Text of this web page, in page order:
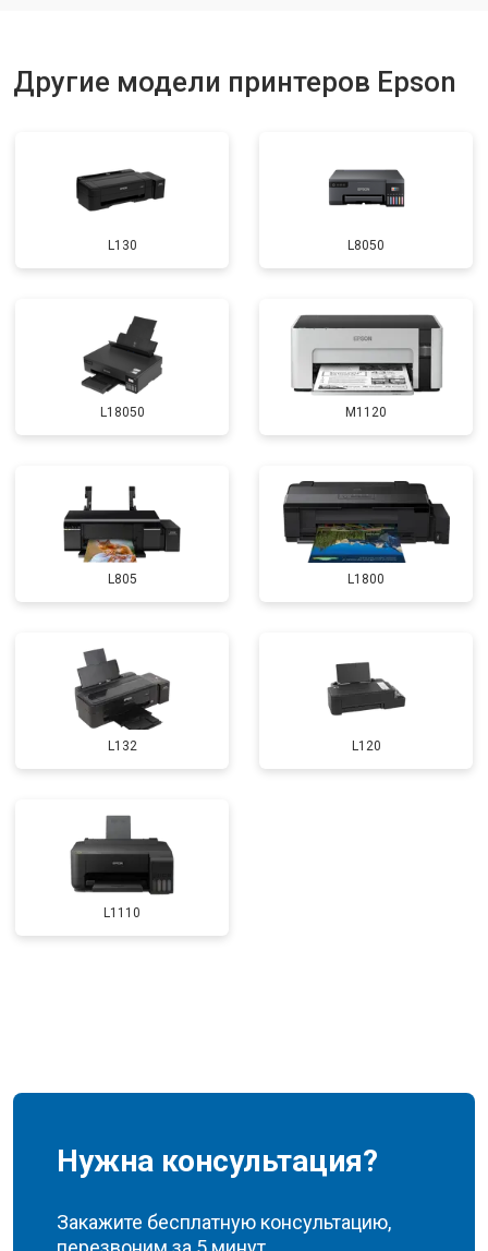
Другие модели принтеров Epson
L130 L8050
L18050 M1120
L805 L1800
L132 L120
L1110
Нужна консультация?
Закажите бесплатную консультацию,